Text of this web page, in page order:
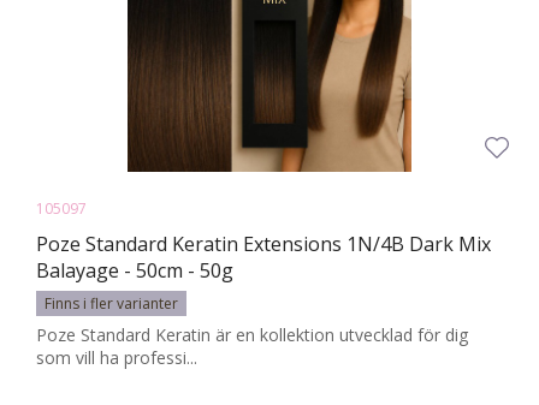
105097
Poze Standard Keratin Extensions 1N/4B Dark Mix
Balayage - 50cm - 50g
Finns i fler varianter
Poze Standard Keratin är en kollektion utvecklad för dig
som vill ha professi...